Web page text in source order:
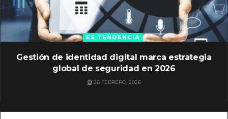
ES TENDENCIA
Gestión de identidad digital marca estrategia
global de seguridad en 2026
26 FEBRERO, 2026